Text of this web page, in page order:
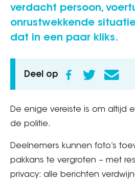
verdacht persoon,
onrustwekkende
dat in een paar kliks.
Deel op
De enige vereiste is om altijd
de politie.
Deelnemers kunnen foto’s
pakkans te vergroten – met
privacy: alle berichten